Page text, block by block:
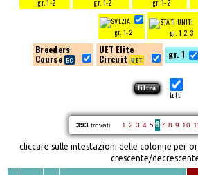
gr. 1-2 gr. 1-2 gr. 1-2
gr. 1-2 gr. 1-2-3
Breeders
Course
UET Elite
Circuit
gr. 1
tutti
393 trovati 1 2 3 4 567 8 9 10
cliccare sulle intestazioni delle colonne per
crescente/